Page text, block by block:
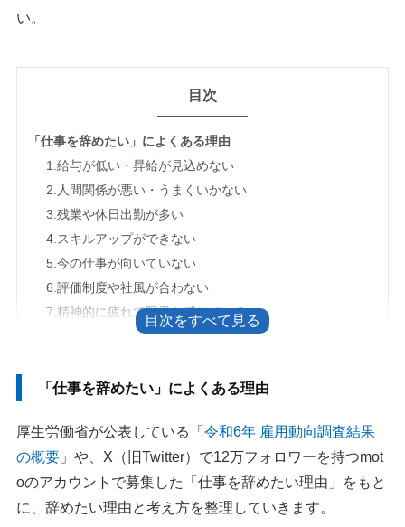
い。
目次
「仕事を辞めたい」によくある理由
1.給与が低い・昇給が見込めない
2.人間関係が悪い・うまくいかない
3.残業や休日出勤が多い
4.スキルアップができない
5.今の仕事が向いていない
6.評価制度や社風が合わない
7.精神的に疲れて限界を感じている
仕事を辞めた方がいいサイン
会社に相談しても改善が見込めない
転職で解消したい条件がはっきりしている
仕事を辞めたいと思ったときにやるべきこと
「仕事を辞めたい」によくある理由
厚生労働省が公表している「 令和6年 雇用動向調査結果
の概要 」や、X（旧Twitter）で12万フォロワーを持つmot
oのアカウントで募集した「仕事を辞めたい理由」をもと
に、辞めたい理由と考え方を整理していきます。